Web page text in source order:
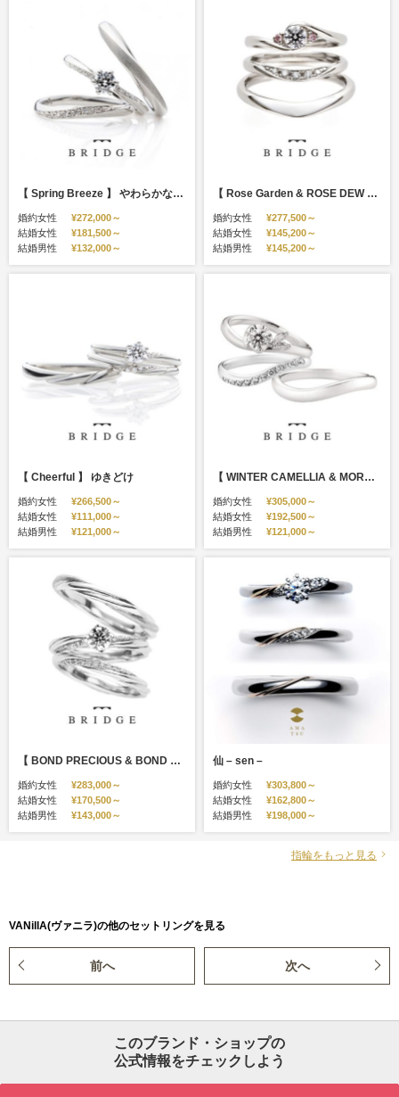
【 Spring Breeze 】 やわらかな春風
婚約女性
¥272,000～
結婚女性
¥181,500～
結婚男性
¥132,000～
【 Rose Garden & ROSE DEW 】 薔薇のアーチ & ライオンの橋
婚約女性
¥277,500～
結婚女性
¥145,200～
結婚男性
¥145,200～
【 Cheerful 】 ゆきどけ
婚約女性
¥266,500～
結婚女性
¥111,000～
結婚男性
¥121,000～
【 WINTER CAMELLIA & MORNING WAVE 】 運命の花 & つむぎ
婚約女性
¥305,000～
結婚女性
¥192,500～
結婚男性
¥121,000～
【 BOND PRECIOUS & BOND FOREVER 】 よろこびの絆 & 永遠の絆
婚約女性
¥283,000～
結婚女性
¥170,500～
結婚男性
¥143,000～
仙 – sen –
婚約女性
¥303,800～
結婚女性
¥162,800～
結婚男性
¥198,000～
指輪をもっと見る
VANillA(ヴァニラ)の他のセットリングを見る
前へ 次へ
このブランド・ショップの
公式情報をチェックしよう